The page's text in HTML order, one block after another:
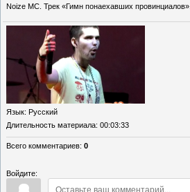
Noize MC. Трек «Гимн понаехавших провинциалов».
Язык: Русский
Длительность материала: 00:03:33
Всего комментариев: 0
Войдите: